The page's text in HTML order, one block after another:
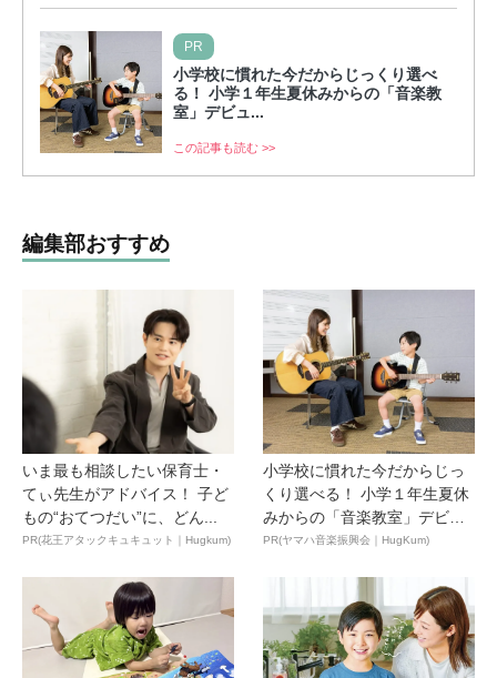
PR
小学校に慣れた今だからじっくり選べ
る！ 小学１年生夏休みからの「音楽教
室」デビュ...
この記事も読む >>
編集部おすすめ
いま最も相談したい保育士・
てぃ先生がアドバイス！ 子ど
もの“おてつだい”に、どん...
PR(花王アタックキュキュット｜Hugkum)
小学校に慣れた今だからじっ
くり選べる！ 小学１年生夏休
みからの「音楽教室」デビ
ュ...
PR(ヤマハ音楽振興会｜HugKum)